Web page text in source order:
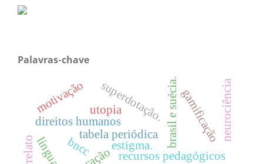
Palavras-chave
tabela periódica
recursos pedagógicos
brasil e suécia.
estigma.
direitos humanossuperdotação.
motivação utopia gamificaçãoneurociência
bncc